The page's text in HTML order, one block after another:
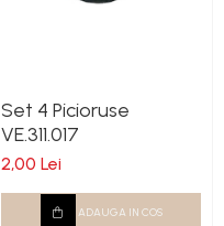
Set 4 Picioruse
VE.311.017
2,00 Lei
ADAUGA IN COS